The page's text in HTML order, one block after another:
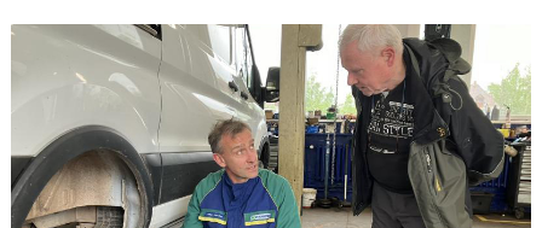
Anzeigensuche
Digitale Ausgaben